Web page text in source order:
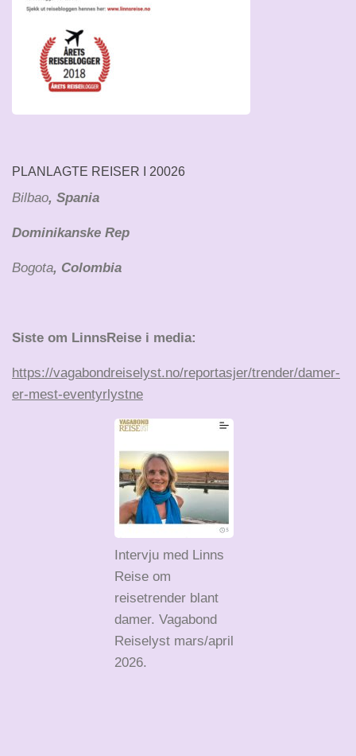
PLANLAGTE REISER I 20026
Bilbao, Spania
Dominikanske Rep
Bogota, Colombia
Siste om LinnsReise i media:
https://vagabondreiselyst.no/reportasjer/trender/damer-
er-mest-eventyrlystne
Intervju med Linns
Reise om
reisetrender blant
damer. Vagabond
Reiselyst mars/april
2026.